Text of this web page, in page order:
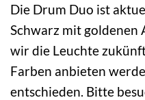
Die Drum Duo ist
Schwarz mit goldenen
wir die Leuchte
Farben anbieten
entschieden. Bitte